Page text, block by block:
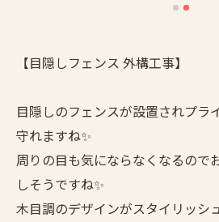
【目隠しフェンス 外構工事】
目隠しのフェンスが設置されプラ
守れますね✨️
周りの目も気にならなくなるので
しそうですね✨️
木目調のデザインがスタイリッシ